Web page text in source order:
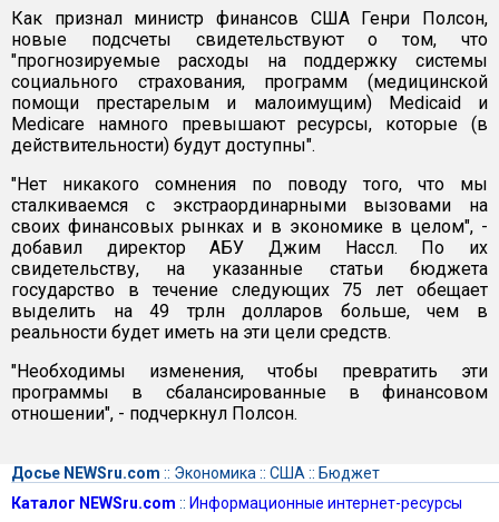
Как признал министр финансов США Генри Полсон,
новые подсчеты свидетельствуют о том, что
"прогнозируемые расходы на поддержку системы
социального страхования, программ (медицинской
помощи престарелым и малоимущим) Medicaid и
Medicare намного превышают ресурсы, которые (в
действительности) будут доступны".
"Нет никакого сомнения по поводу того, что мы
сталкиваемся с экстраординарными вызовами на
своих финансовых рынках и в экономике в целом", -
добавил директор АБУ Джим Нассл. По их
свидетельству, на указанные статьи бюджета
государство в течение следующих 75 лет обещает
выделить на 49 трлн долларов больше, чем в
реальности будет иметь на эти цели средств.
"Необходимы изменения, чтобы превратить эти
программы в сбалансированные в финансовом
отношении", - подчеркнул Полсон.
Досье NEWSru.com :: Экономика :: США :: Бюджет
Каталог NEWSru.com :: Информационные интернет-ресурсы